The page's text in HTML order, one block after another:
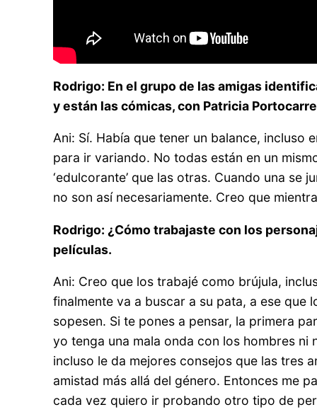
Rodrigo: En el grupo de las amigas
y están las cómicas, con Patricia
Ani: Sí. Había que tener un balance, incluso
para ir variando. No todas están en un
‘edulcorante’ que las otras. Cuando una se
no son así necesariamente. Creo que
Rodrigo: ¿Cómo trabajaste con los
películas.
Ani: Creo que los trabajé como brújula,
finalmente va a buscar a su pata, a ese
sopesen. Si te pones a pensar, la primera
yo tenga una mala onda con los hombres ni
incluso le da mejores consejos que las tres
amistad más allá del género. Entonces me
cada vez quiero ir probando otro tipo de